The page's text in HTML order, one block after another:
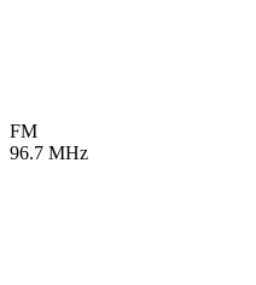
FM
96.7 MHz